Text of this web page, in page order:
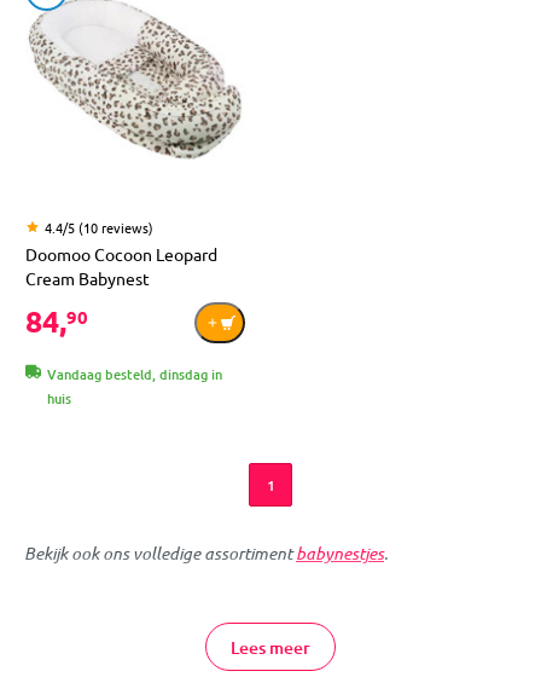
4.4/5 (10 reviews)
Doomoo Cocoon Leopard
Cream Babynest
84,90
Vandaag besteld, dinsdag in
huis
1
Bekijk ook ons volledige assortimentbabynestjes.
Gemaakt van super zachte materialen, met ademend 3D
materiaal rond het hoofdje van je kindje. Dit babynestje heeft
Lees meer